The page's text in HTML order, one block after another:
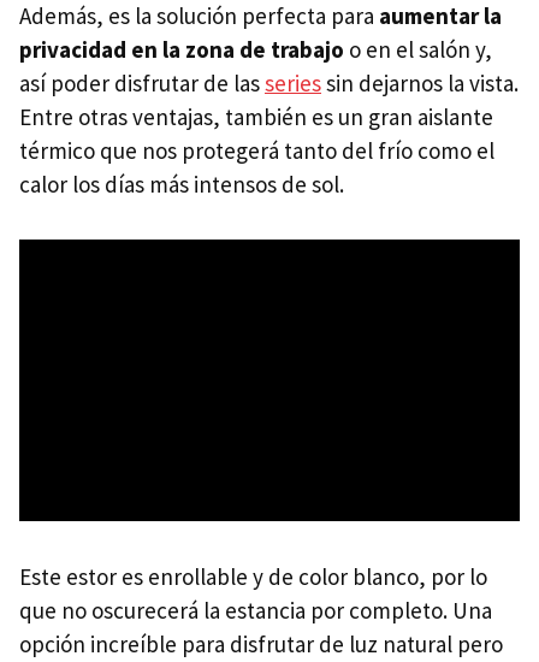
Además, es la solución perfecta para aumentar la
privacidad en la zona de trabajo o en el salón y,
así poder disfrutar de lasseriessin dejarnos la vista.
Entre otras ventajas, también es un gran aislante
térmico que nos protegerá tanto del frío como el
calor los días más intensos de sol.
Este estor es enrollable y de color blanco, por lo
que no oscurecerá la estancia por completo. Una
opción increíble para disfrutar de luz natural pero